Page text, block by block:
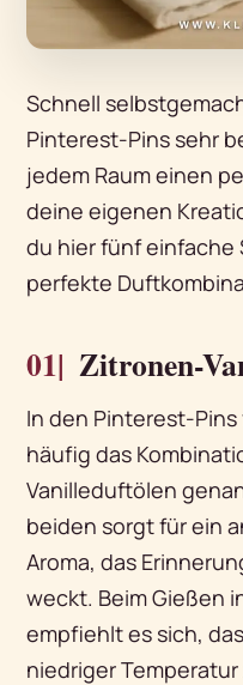
Schnell
Pinterest-Pins sehr
jedem Raum einen
deine eigenen
du hier fünf einfache
perfekte
01| Zitronen-
In den Pinterest-
häufig das
Vanilleduftölen
beiden sorgt für ein
Aroma, das
weckt. Beim Gießen
empfiehlt es sich,
niedriger